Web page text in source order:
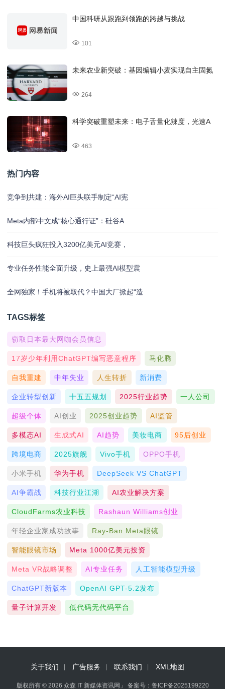
中国科研从跟跑到领跑的跨越与挑战
101
未来农业新突破：基因编辑小麦实现自主固氮
264
科学突破重塑未来：电子舌量化辣度，光速A
463
热门内容
竞争到共建：海外AI巨头联手制定“AI宪
Meta内部中文成“核心通行证”：硅谷A
科技巨头疯狂投入3200亿美元AI竞赛，
专业任务性能全面升级，史上最强AI模型震
全网独家！手机将被取代？中国大厂掀起“造
TAGS标签
窃取日本最大网咖会员信息
17岁少年利用ChatGPT编写恶意程序 马化腾
自我重建 中年失业 人生转折 新消费
企业转型创新 十五五规划 2025行业趋势 一人公司
超级个体 AI创业 2025创业趋势 AI监管
多模态AI 生成式AI AI趋势 美妆电商 95后创业
跨境电商 2025旗舰 Vivo手机 OPPO手机
小米手机 华为手机 DeepSeek VS ChatGPT
AI争霸战 科技行业江湖 AI农业解决方案
CloudFarms农业科技 Rashaun Williams创业
年轻企业家成功故事 Ray-Ban Meta眼镜
智能眼镜市场 Meta 1000亿美元投资
Meta VR战略调整 AI专业任务 人工智能模型升级
ChatGPT新版本 OpenAI GPT-5.2发布
量子计算开发 低代码无代码平台
关于我们 广告服务 联系我们 XML地图
版权所有 © 2026 众森 IT 新媒体资讯网」 备案号： 鲁ICP备2025199220